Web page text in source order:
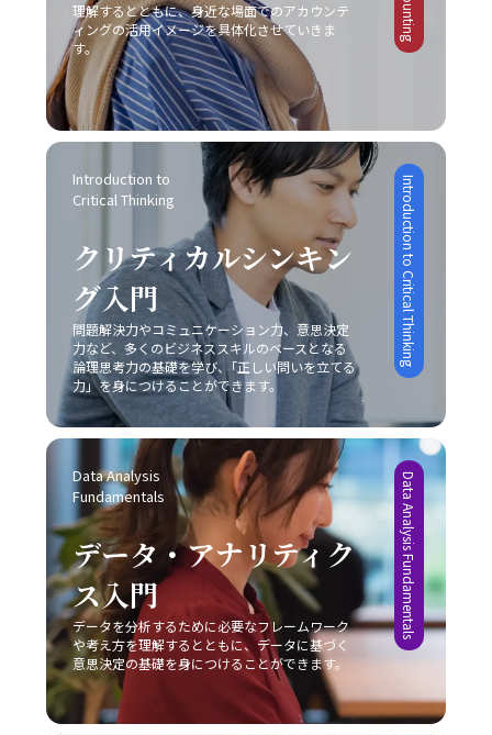
取り入れることで、組織内の信頼関係の再構築や業務効率
の向上を実現できるでしょう。常に自己のコミュニケーシ
ョンスキルを磨き、効果的な意思疎通を心がけることが、
ビジネスパーソンとしての成長に直結する重要な要素とな
ります。
ていくことが、キャリアの成長に繋がるのです。 まとめ
本記事では、「ビジネスにおけるコミュニケーション能
力」における重要性と、その構成要素、さらには具体的な
現場での実践方法と注意点について解説しました。現代ビ
ジネスにおいて、コミュニケーションは単なる情報伝達で
はなく、相手に行動変容を促すための極めて高度なスキル
であり、論理的思考、感情表現、非言語的伝達、そして状
況に応じた柔軟な対応が求められます。特に、若手ビジネ
スマンはこの能力を磨くことで、上司や同僚、さらには対
外のステークホルダーとの信頼関係を築き、組織全体の業
績向上や自らのキャリアアップに直結させることが可能と
なります。 また、コミュニケーションの成功は意識的な目
的設定と適切な手法の選択に依存するため、日々の業務の
中で自らの発言や対話を振り返り、どのように相手に伝わ
っているかを検証する姿勢が不可欠です。若手ビジネスマ
ンとしては、まずは基本的なスキルを習得し、実践を重ね
ながら「論理」と「感情」のバランスを追求することが、
信頼構築および成果創出への近道であると言えます。今後
も、技術の進化とグローバル化が進む中で、多様なコミュ
ニケーション手法を状況に応じて使い分けるセンスを養
い、柔軟な対応力を持つことが求められるでしょう。 最終
的に、「ビジネスにおけるコミュニケーション能力」にお
ける本質は、発信者が目的を明確にし、受信者がその意図
を正確に理解するという双方の協調です。これを実現する
ためには、日々の実務の中での振り返りと研鑽が不可欠で
あり、自らのコミュニケーションスタイルを磨き上げるこ
とが、結果として組織全体のパフォーマンス向上に繋がる
のです。自分自身の成長と共に、組織全体での良好な情報
共有が促進されることにより、ビジネスの現場における成
果が確実に向上するでしょう。
明確な差別化戦略と自社の独自性の追求が不可欠であるこ
とを示しています。 レッドオーシャンとブルーオーシャン
の使い分け レッドオーシャン市場における戦略と対比し
て、ブルーオーシャン戦略は競争のない新たな市場の創出
を目指すアプローチです。ブルーオーシャンでは、既存市
場の枠にとらわれずに新規需要を発掘することが重視され
るため、一見すると魅力的な選択肢に映ります。しかし、
どちらの戦略を採用するかは、自社の経営資源、強み、さ
らには市場環境の成熟度によって大きく左右されるため、
慎重な分析が求められます。レッドオーシャンの戦い方に
おいては、既存市場で確固たる地位を築くために、いかに
自社の独自性を打ち出し、競合他社との差別化を成功させ
るかが非常に重要な要素となります。 具体例として、大手
家電メーカーが技術力と広範な販売網という強みを持ちな
がらも、成熟市場での競争に挑むケースや、ベンチャー企
業が限定されたリソースを最大限に活かしてニッチ市場で
新たな需要を創造するケースなど、各企業は自社の特性に
応じた戦略を展開しています。このような事例からも、ど
の市場戦略を採るにしても、常に自社の強みと市場環境の
両面を的確に把握し、その上でレッドオーシャンの戦い方
を実践することが成功の鍵であることが明らかです。 実践
に向けた心構えと今後の展望 レッドオーシャンの戦い方を
実践するためには、単なる理論や事例の学習に留まらず、
実際のビジネス現場での迅速な対応と継続的な改善が求め
られます。まず、自社の強みや改善点を冷静に分析し、ど
の戦略が最も有効であるかを判断することが重要です。ま
た、顧客のニーズや市場動向の変化に敏感であること、そ
して柔軟な戦略の見直しが不可欠となります。市場は常に
変動し続けており、今日の成功が明日の成功を保証するも
のではないため、レッドオーシャンの戦い方においては常
に革新と挑戦の姿勢を維持しなければなりません。 今後、
AIやIoT、さらにはブロックチェーン技術など最先端技術の
ー機能やタイムマネジメントアプリを上手に利用すること
で、先延ばし癖を改善する一助となります。ただし、こう
したツールも万能ではなく、自身の内面的な問題と向き合
い、根本的な解決策を模索しなければ、「後回し癖 改善」
は真の意味で実現されないでしょう。 まとめ 「後回し癖
の改善」は、20代の若手ビジネスマンにとって極めて重要
なテーマです。タスクの先延ばしは、自己効力感の低下、
ストレスの蓄積、生産性の低下、さらにはキャリアの成長
機会の逸失といった深刻な影響を及ぼします。そのため、
自己管理能力の向上を図るためには、まず自分自身の心理
的背景や業務環境を冷静に分析することが不可欠です。ま
た、具体的な改善策としては、以下の8つの方法が有効で
あると考えられます。 まず、「とりあえずはじめてみる」
というシンプルながらも強力な方法があります。初動の一
歩を踏み出すことで、徐々にタスクへの抵抗感が薄れ、以
降の作業がスムーズに進む効果が期待できます。次に、簡
単に実行可能なタスクから取り掛かることにより、成功体
験を積み重ねる点も重要です。成功体験は自信を形成し、
やがて大きな課題に対しても積極的に取り組む原動力とな
ります。 さらに、やるべきタスクに専念できる環境を整え
ることも、先延ばし癖の改善に有効です。職場や自宅での
雑音や不要な割り込みを排除し、集中できる空間を確保す
る工夫は、業務効率の向上につながります。目標を細かく
設定し、進捗状況を明確に把握することで、自分自身の達
成度を視覚化し、モチベーションを維持することが可能で
す。また、締切を2段階で設定する方法も、タスクを段階
的に処理し、プロジェクト全体を効率的に管理するための
有効な手段と言えるでしょう。 完璧主義に陥らず、自分に
過度な厳しさを課さない点や、失敗を恐れずに挑戦する姿
勢を持つことも、先延ばし癖改善の鍵となります。たとえ
ば、多少のミスや失敗は成長過程の一部と捉え、次回への
理解するとともに、身近な場面でのアカウンテ
ィングの活用イメージを具体化させていきま
す。
Introduction to
Critical Thinking
クリティカルシンキン
グ入門
問題解決力やコミュニケーション力、意思決定
力など、多くのビジネススキルのベースとなる
論理思考力の基礎を学び、｢正しい問いを立てる
力」を身につけることができます。
Introduction to Critical Thinking
Data Analysis
Fundamentals
データ・アナリティク
ス入門
データを分析するために必要なフレームワーク
や考え方を理解するとともに、データに基づく
意思決定の基礎を身につけることができます。
Data Analysis Fundamentals